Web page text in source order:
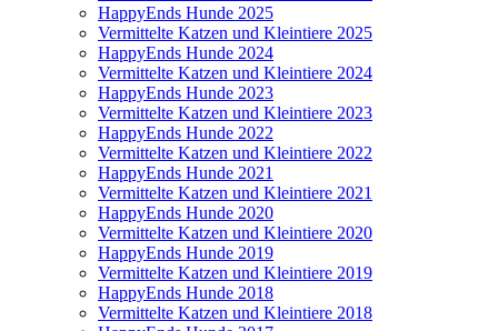
HappyEnds Hunde 2025
Vermittelte Katzen und Kleintiere 2025
HappyEnds Hunde 2024
Vermittelte Katzen und Kleintiere 2024
HappyEnds Hunde 2023
Vermittelte Katzen und Kleintiere 2023
HappyEnds Hunde 2022
Vermittelte Katzen und Kleintiere 2022
HappyEnds Hunde 2021
Vermittelte Katzen und Kleintiere 2021
HappyEnds Hunde 2020
Vermittelte Katzen und Kleintiere 2020
HappyEnds Hunde 2019
Vermittelte Katzen und Kleintiere 2019
HappyEnds Hunde 2018
Vermittelte Katzen und Kleintiere 2018